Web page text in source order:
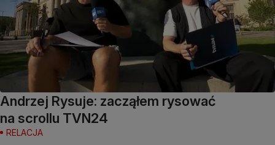
Andrzej Rysuje: zacząłem rysować
na scrollu TVN24
RELACJA